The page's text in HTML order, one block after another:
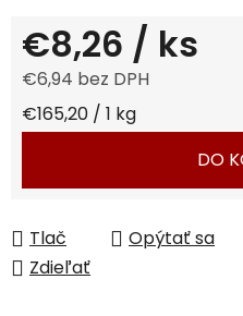
€8,26 / ks
€6,94 bez DPH
Jednotková cena:
€165,20 / 1 kg
DO
Tlač Opýtať sa
Zdieľať